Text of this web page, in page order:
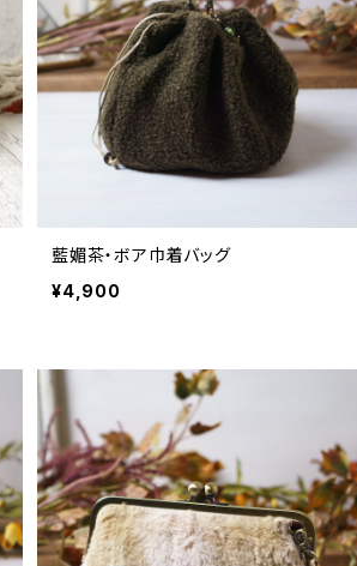
藍媚茶・ボア巾着バッグ
¥4,900